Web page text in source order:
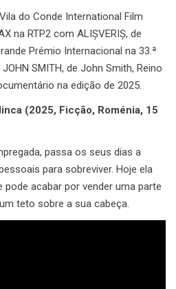
do Conde International Film
na RTP2 com ALIȘVERIȘ, de
Prémio Internacional na 33.ª
SMITH, de John Smith, Reino
na edição de 2025.
(2025, Ficção, Roménia, 15
passa os seus dias a
para sobreviver. Hoje ela
acabar por vender uma parte
teto sobre a sua cabeça.